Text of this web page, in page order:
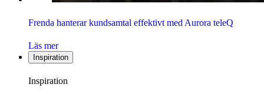
Frenda hanterar kundsamtal effektivt med Aurora teleQ
Läs mer
Inspiration
Inspiration